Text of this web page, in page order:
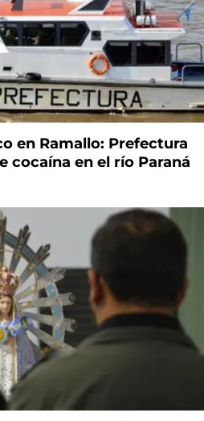
en Ramallo: Prefectura
cocaína en el río Paraná